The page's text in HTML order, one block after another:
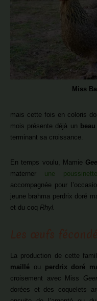
Miss
mais cette fois en coloris
mois présente déjà un
terminant sa croissance.
En temps voulu, Mamie
materner une
accompagnée pour
jeune brahma perdrix doré
et du coq Rhyl.
La production de cette
maillé ou perdrix doré
croisement avec Miss
dorées et des coquelets